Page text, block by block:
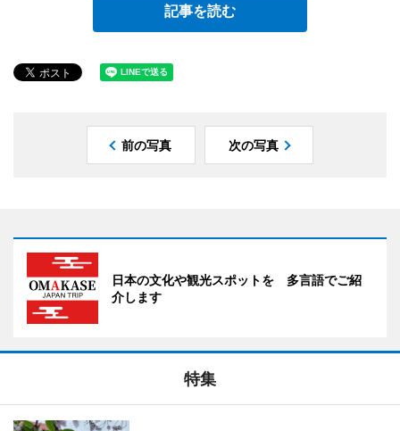
記事を読む
前の写真 次の写真
日本の文化や観光スポットを 多言語でご紹
介します
特集